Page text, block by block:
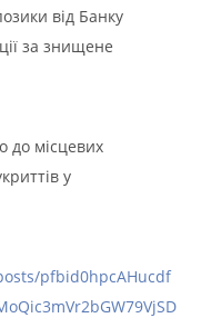
від Банку
за знищене
до місцевих
у
pfbid0hpcAHucdf